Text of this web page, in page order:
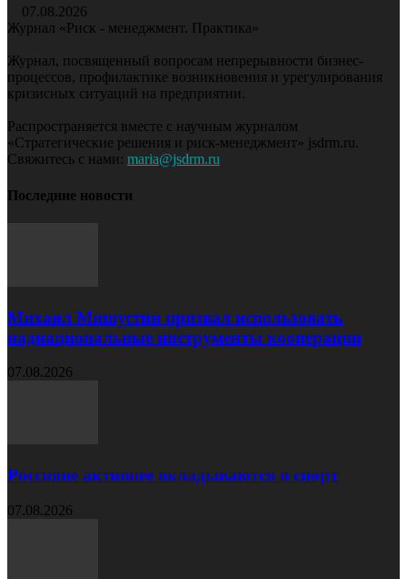
07.08.2026
Журнал «Риск - менеджмент. Практика»
Журнал, посвященный вопросам непрерывности бизнес-
процессов, профилактике возникновения и урегулирования
кризисных ситуаций на предприятии.
Распространяется вместе с научным журналом
«Стратегические решения и риск-менеджмент» jsdrm.ru.
Свяжитесь с нами: maria@jsdrm.ru
Последние новости
Михаил Мишустин призвал использовать
наднациональные инструменты кооперации
07.08.2026
Россияне активнее вкладываются в спорт
07.08.2026